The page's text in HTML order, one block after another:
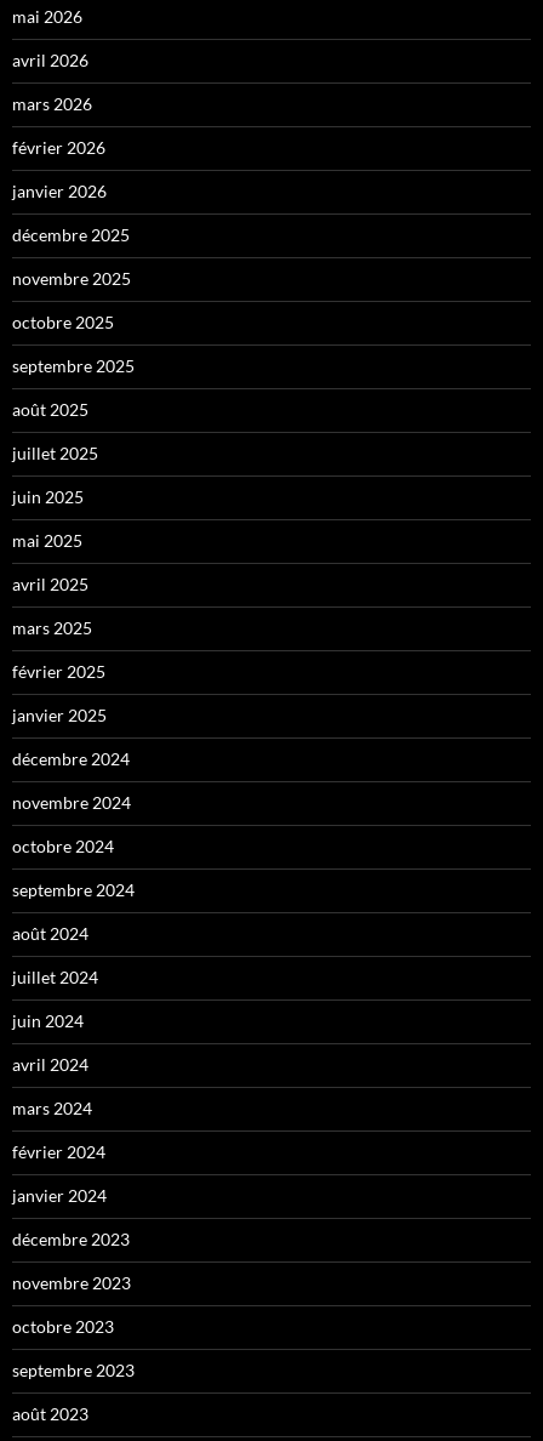
mai 2026
avril 2026
mars 2026
février 2026
janvier 2026
décembre 2025
novembre 2025
octobre 2025
septembre 2025
août 2025
juillet 2025
juin 2025
mai 2025
avril 2025
mars 2025
février 2025
janvier 2025
décembre 2024
novembre 2024
octobre 2024
septembre 2024
août 2024
juillet 2024
juin 2024
avril 2024
mars 2024
février 2024
janvier 2024
décembre 2023
novembre 2023
octobre 2023
septembre 2023
août 2023